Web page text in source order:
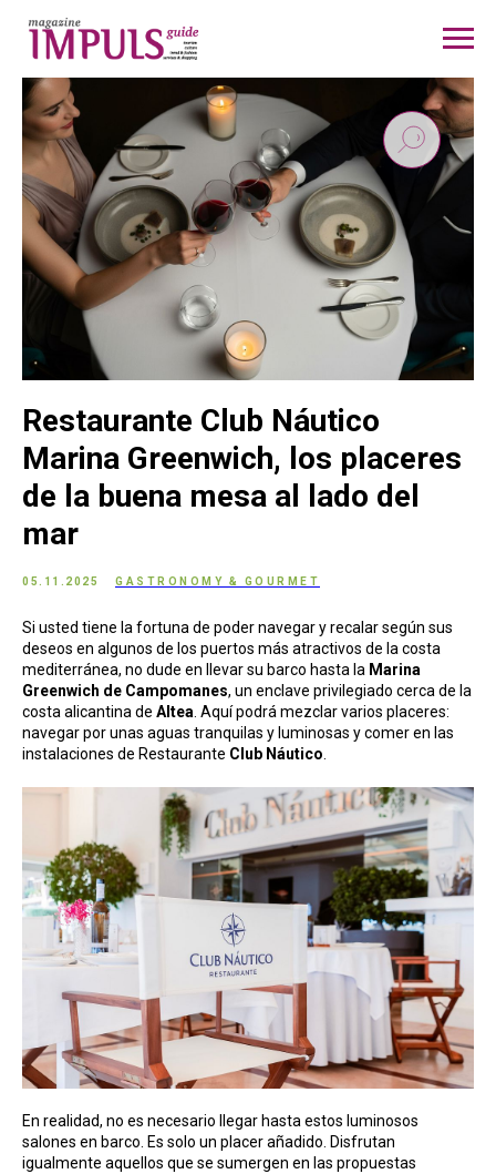
Restaurante Club Náutico
Marina Greenwich, los placeres
de la buena mesa al lado del
mar
05.11.2025 GASTRONOMY & GOURMET
Si usted tiene la fortuna de poder navegar y recalar según sus
deseos en algunos de los puertos más atractivos de la costa
mediterránea, no dude en llevar su barco hasta la Marina
Greenwich de Campomanes, un enclave privilegiado cerca de la
costa alicantina de Altea . Aquí podrá mezclar varios placeres:
navegar por unas aguas tranquilas y luminosas y comer en las
instalaciones de Restaurante Club Náutico
En realidad, no es necesario llegar hasta estos luminosos
salones en barco. Es solo un placer añadido. Disfrutan
igualmente aquellos que se sumergen en las propuestas